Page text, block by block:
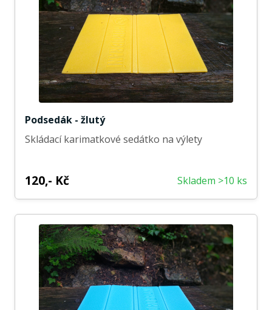
Podsedák - žlutý
Skládací karimatkové sedátko na výlety
120,- Kč Skladem >10 ks